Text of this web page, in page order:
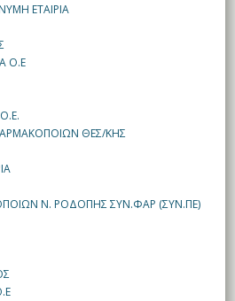
ΕΤΑΙΡΙΑ
Ο.Ε
ΘΕΣ/ΚΗΣ
Ν. ΡΟΔΟΠΗΣ ΣΥΝ.ΦΑΡ (ΣΥΝ.ΠΕ)